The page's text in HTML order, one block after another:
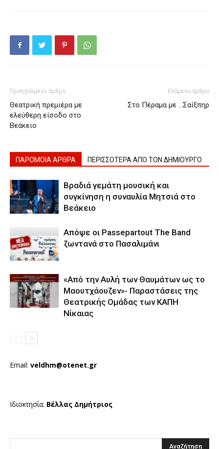
Προηγούμενο άρθρο
Θεατρική πρεμιέρα με
ελεύθερη είσοδο στο
Βεάκειο
Επόμενο άρθρο
Στo Πέραμα με …Σαίξπηρ
ΠΑΡΟΜΟΙΑ ΑΡΘΡΑ ΠΕΡΙΣΣΟΤΕΡΑ ΑΠΟ ΤΟΝ ΔΗΜΙΟΥΡΓΟ
Βραδιά γεμάτη μουσική και
συγκίνηση η συναυλία Μητσιά στο
Βεάκειο
Απόψε οι Passepartout The Band
ζωντανά στο Πασαλιμάνι
«Από την Αυλή των Θαυμάτων ως το
Μαουτχάουζεν»- Παραστάσεις της
Θεατρικής Ομάδας των ΚΑΠΗ
Νίκαιας
Email: veldhm@otenet.gr
Ιδιοκτησία: Βέλλας Δημήτριος